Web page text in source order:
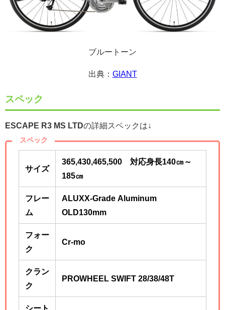
ブルートーン
出典： GIANT
スペック
ESCAPE R3 MS LTDの詳細スペックは↓
スペック
サイズ
365,430,465,500 対応身長140㎝～
185㎝
フレー
ム
ALUXX-Grade Aluminum
OLD130mm
フォー
ク
Cr-mo
クラン
ク
PROWHEEL SWIFT 28/38/48T
シート